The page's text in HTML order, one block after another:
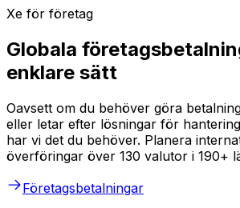
Xe för företag
Globala
enklare sätt
Oavsett om du behöver göra
eller letar efter lösningar för
har vi det du behöver. Planera
överföringar över 130 valutor i 190+
Företagsbetalningar